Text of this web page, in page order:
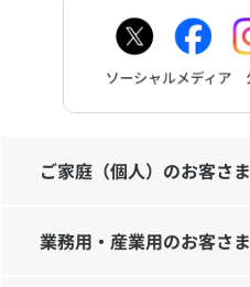
ご家庭（個人）のお客さま
業務用・産業用のお客さま